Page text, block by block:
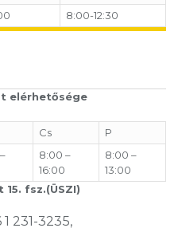
8:00-12:30
elérhetősége
Cs
P
8:00 –
16:00
8:00 –
13:00
fsz.(ÜSZI)
1 231-3235,